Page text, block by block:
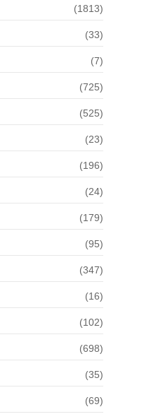
(1813)
(33)
(7)
(725)
(525)
(23)
(196)
(24)
(179)
(95)
(347)
(16)
(102)
(698)
(35)
(69)